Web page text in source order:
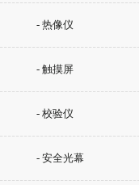
- 热像仪
- 触摸屏
- 校验仪
- 安全光幕